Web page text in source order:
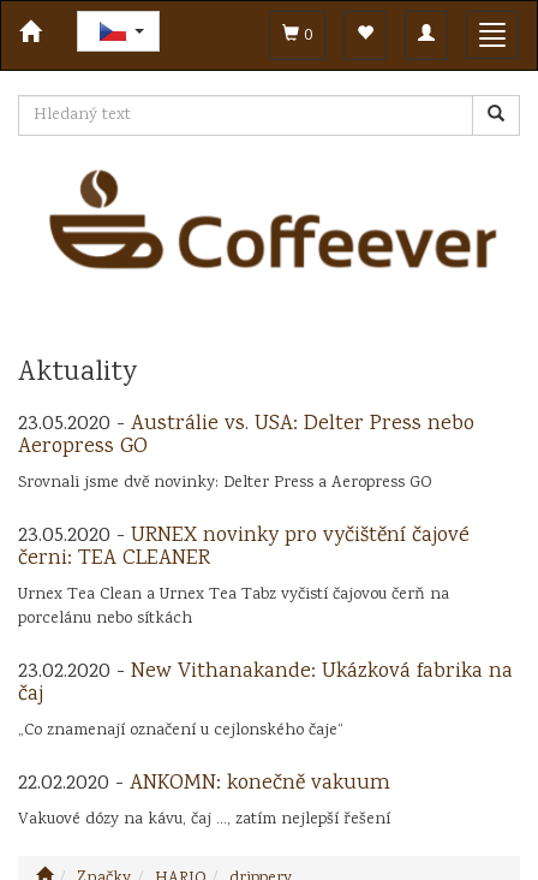
Toggle
navigation
0
Aktuality
23.05.2020 - Austrálie vs. USA: Delter Press nebo
Aeropress GO
Srovnali jsme dvě novinky: Delter Press a Aeropress GO
23.05.2020 - URNEX novinky pro vyčištění čajové
černi: TEA CLEANER
Urnex Tea Clean a Urnex Tea Tabz vyčistí čajovou čerň na
porcelánu nebo sítkách
23.02.2020 - New Vithanakande: Ukázková fabrika na
čaj
„Co znamenají označení u cejlonského čaje“
22.02.2020 - ANKOMN: konečně vakuum
Vakuové dózy na kávu, čaj ..., zatím nejlepší řešení